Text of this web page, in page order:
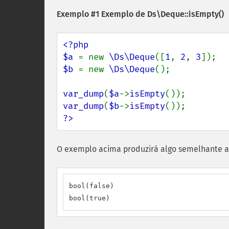
Exemplo #1 Exemplo de Ds\Deque::isEmpty()
<?php
$a = new \Ds\Deque([1, 2, 3
$b = new \Ds\Deque();
var_dump($a->isEmpty
var_dump($b->isEmpty
?>
O exemplo acima produzirá algo semelhante
bool(false)
bool(true)